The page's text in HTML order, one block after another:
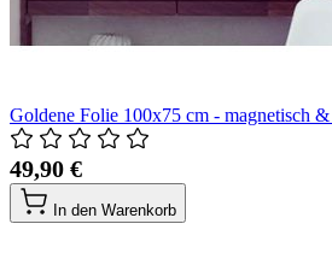
Goldene Folie 100x75 cm - magnetisch &
49,90 €
In den Warenkorb